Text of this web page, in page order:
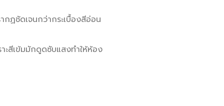
กฏชัดเจนกว่ากระเบื้องสีอ่อน
ะสีเข้มมักดูดซับแสงทำให้ห้อง